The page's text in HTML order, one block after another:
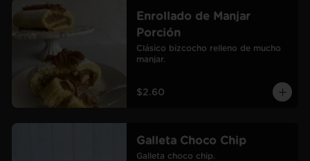
Enrollado de Manjar
Porción
Clásico bizcocho relleno de mucho
manjar.
$2.60
Galleta Choco Chip
Galleta choco chip.